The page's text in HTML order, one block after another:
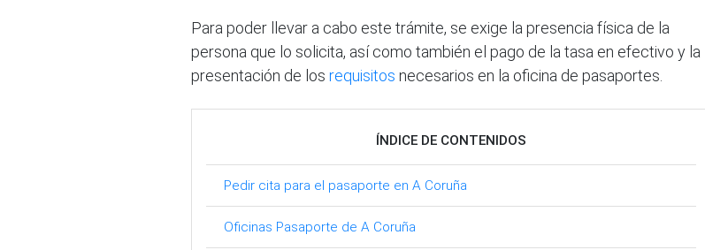
Para poder llevar a cabo este trámite, se exige la presencia física de la
persona que lo solicita, así como también el pago de la tasa en efectivo y la
presentación de los requisitos necesarios en la oficina de pasaportes.
ÍNDICE DE CONTENIDOS
Pedir cita para el pasaporte en A Coruña
Oficinas Pasaporte de A Coruña